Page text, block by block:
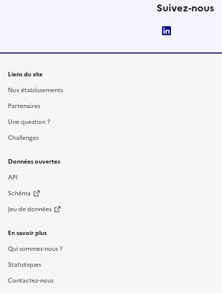
Suivez-nous
Liens du site
Nos établissements
Partenaires
Une question ?
Challenges
Données ouvertes
API
Schéma
Jeu de données
En savoir plus
Qui sommes-nous ?
Statistiques
Contactez-nous